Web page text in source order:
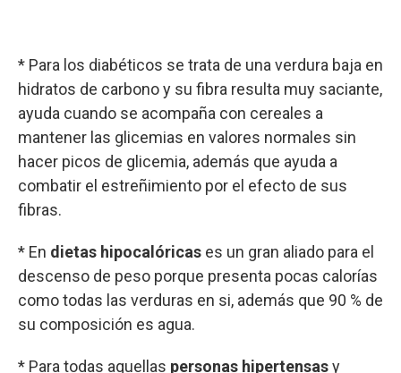
* Para los diabéticos se trata de una verdura baja en
hidratos de carbono y su fibra resulta muy saciante,
ayuda cuando se acompaña con cereales a
mantener las glicemias en valores normales sin
hacer picos de glicemia, además que ayuda a
combatir el estreñimiento por el efecto de sus
fibras.
* En dietas hipocalóricas es un gran aliado para el
descenso de peso porque presenta pocas calorías
como todas las verduras en si, además que 90 % de
su composición es agua.
* Para todas aquellas personas hipertensasy